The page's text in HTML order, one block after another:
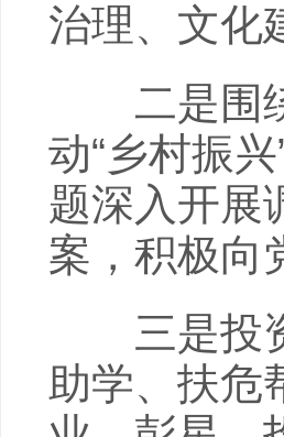
治理、文化
二是围绕
动“乡村振
题深入开展
案，积极向
三是投资
助学、扶危